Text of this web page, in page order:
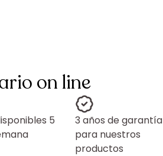
on line
5
3 años de garantía
para nuestros
productos